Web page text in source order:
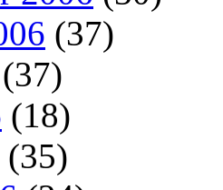
(37)
(37)
(18)
(35)